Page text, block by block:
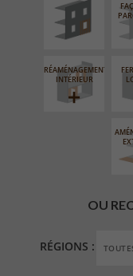
RÉAMÉNAGEMENT
INTÉRIEUR
OU
RÉGIONS :